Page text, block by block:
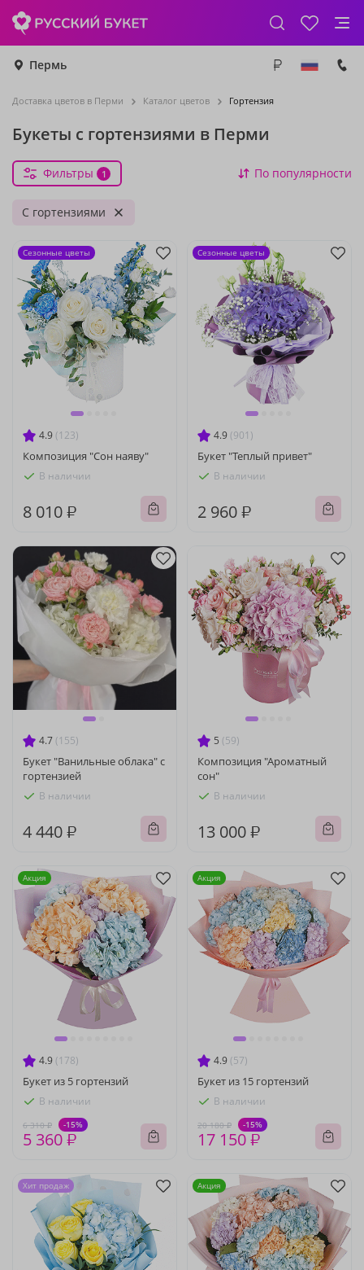
Пермь
Доставка цветов в Перми Каталог цветов Гортензия
Букеты с гортензиями в Перми
Фильтры 1 По популярности
С гортензиями
4.9 (123)
Композиция "Сон наяву"
В наличии
8 010 ₽
Сезонные цветы
4.9 (901)
Букет "Теплый привет"
В наличии
2 960 ₽
Сезонные цветы
4.7 (155)
Букет "Ванильные облака" с
гортензией
В наличии
4 440 ₽
5 (59)
Композиция "Ароматный
сон"
В наличии
13 000 ₽
4.9 (178)
Букет из 5 гортензий
В наличии
6 310 ₽ -15%
5 360 ₽
Акция
4.9 (57)
Букет из 15 гортензий
В наличии
20 180 ₽ -15%
17 150 ₽
Акция
Хит продаж Акция